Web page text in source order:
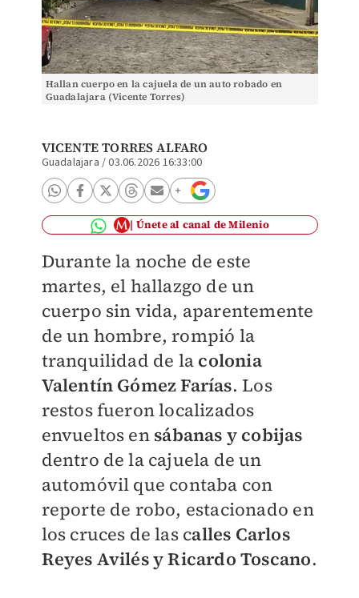
Hallan cuerpo en la cajuela de un auto robado en
Guadalajara (Vicente Torres)
VICENTE TORRES ALFARO
Guadalajara /03.06.2026 16:33:00
Únete al canal de Milenio
Durante la noche de este
martes, el hallazgo de un
cuerpo sin vida, aparentemente
de un hombre, rompió la
tranquilidad de la colonia
Valentín Gómez Farías. Los
restos fueron localizados
envueltos en sábanas y cobijas
dentro de la cajuela de un
automóvil que contaba con
reporte de robo, estacionado en
los cruces de las calles Carlos
Reyes Avilés y Ricardo Toscano.